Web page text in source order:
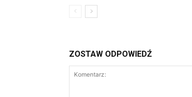
ZOSTAW ODPOWIEDŹ